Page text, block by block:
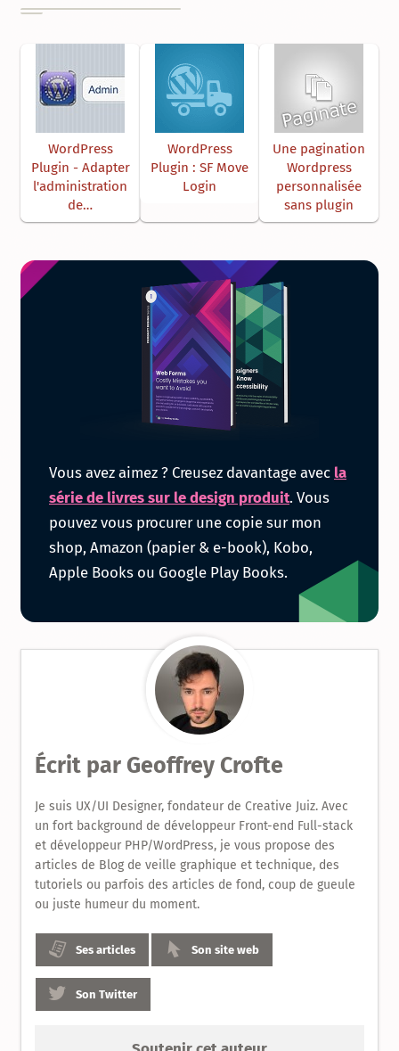
WordPress
Plugin - Adapter
l'administration
de…
WordPress
Plugin : SF Move
Login
Une pagination
Wordpress
personnalisée
sans plugin
la
série
de
livres
Design
Produit
Vous avez aimez ? Creusez davantage avec la
série de livres sur le design produit. Vous
pouvez vous procurer une copie sur mon
shop, Amazon (papier & e-book), Kobo,
Apple Books ou Google Play Books.
Écrit par Geoffrey Crofte
Je suis UX/UI Designer, fondateur de Creative Juiz. Avec
un fort background de développeur Front-end Full-stack
et développeur PHP/WordPress, je vous propose des
articles de Blog de veille graphique et technique, des
tutoriels ou parfois des articles de fond, coup de gueule
ou juste humeur du moment.
Ses articles Son site web
Son Twitter